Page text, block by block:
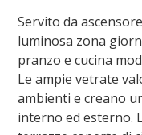
Servito da
luminosa zona
pranzo e cucina
Le ampie vetrate
ambienti e creano
interno ed esterno.